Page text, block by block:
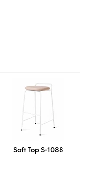
Soft Top S-1088